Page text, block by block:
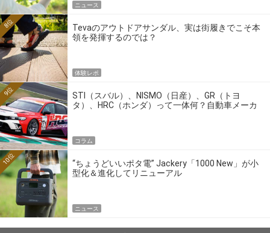
ニュース
Tevaのアウトドアサンダル、実は街履きでこそ本
領を発揮するのでは？
8位
体験レポ
STI（スバル）、NISMO（日産）、GR（トヨ
タ）、HRC（ホンダ）って一体何？自動車メーカ
9位
コラム
“ちょうどいいポタ電” Jackery「1000 New」が小
型化＆進化してリニューアル
10位
ニュース